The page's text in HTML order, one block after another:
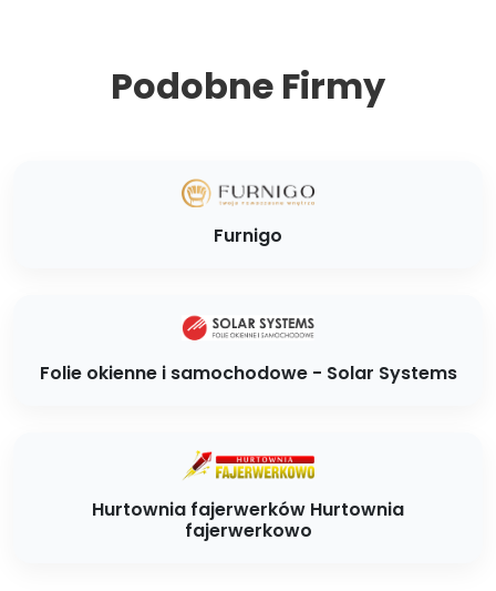
Podobne Firmy
Furnigo
Folie okienne i samochodowe - Solar Systems
Hurtownia fajerwerków Hurtownia
fajerwerkowo